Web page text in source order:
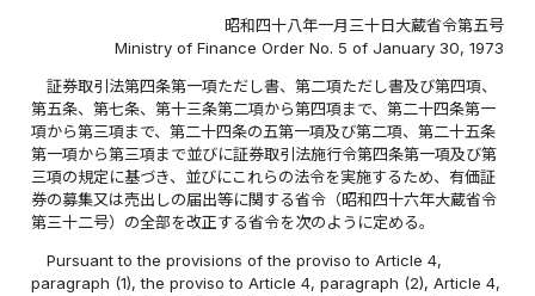
昭和四十八年一月三十日大蔵省令第五号
Ministry of Finance Order No. 5 of January 30, 1973
証券取引法第四条第一項ただし書、第二項ただし書及び第四項、
第五条、第七条、第十三条第二項から第四項まで、第二十四条第一
項から第三項まで、第二十四条の五第一項及び第二項、第二十五条
第一項から第三項まで並びに証券取引法施行令第四条第一項及び第
三項の規定に基づき、並びにこれらの法令を実施するため、有価証
券の募集又は売出しの届出等に関する省令（昭和四十六年大蔵省令
第三十二号）の全部を改正する省令を次のように定める。
Pursuant to the provisions of the proviso to Article 4,
paragraph (1), the proviso to Article 4, paragraph (2), Article 4,